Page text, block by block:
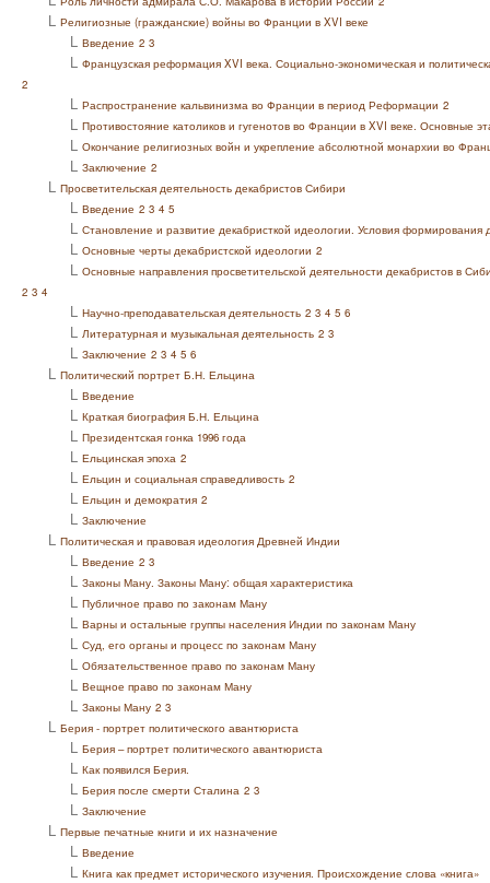
L Религиозные (гражданские) войны во Франции в XVI веке
L Введение 2 3
L Французская реформация XVI века. Социально-экономическая и
2
L Распространение кальвинизма во Франции в период Реформации 2
L Противостояние католиков и гугенотов во Франции в XVI веке. Основные
L Окончание религиозных войн и укрепление абсолютной монархии во
L Заключение 2
L Просветительская деятельность декабристов Сибири
L Введение 2 3 4 5
L Становление и развитие декабристкой идеологии. Условия формирования
L Основные черты декабристской идеологии 2
L Основные направления просветительской деятельности декабристов в
2 3 4
L Научно-преподавательская деятельность 2 3 4 5 6
L Литературная и музыкальная деятельность 2 3
L Заключение 2 3 4 5 6
L Политический портрет Б.Н. Ельцина
L Введение
L Краткая биография Б.Н. Ельцина
L Президентская гонка 1996 года
L Ельцинская эпоха 2
L Ельцин и социальная справедливость 2
L Ельцин и демократия 2
L Заключение
L Политическая и правовая идеология Древней Индии
L Введение 2 3
L Законы Ману. Законы Ману: общая характеристика
L Публичное право по законам Ману
L Варны и остальные группы населения Индии по законам Ману
L Суд, его органы и процесс по законам Ману
L Обязательственное право по законам Ману
L Вещное право по законам Ману
L Законы Ману 2 3
L Берия - портрет политического авантюриста
L Берия – портрет политического авантюриста
L Как появился Берия.
L Берия после смерти Сталина 2 3
L Заключение
L Первые печатные книги и их назначение
L Введение
L Книга как предмет исторического изучения. Происхождение слова «книга»